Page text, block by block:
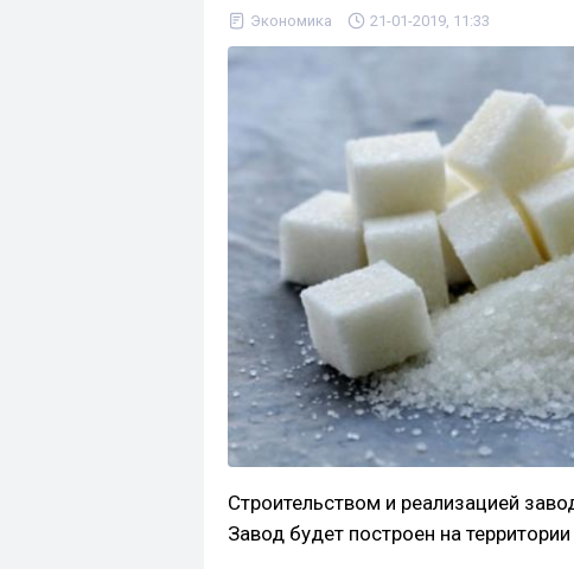
Экономика 21-01-2019, 11:33
Строительством и реализацией
Завод будет построен на